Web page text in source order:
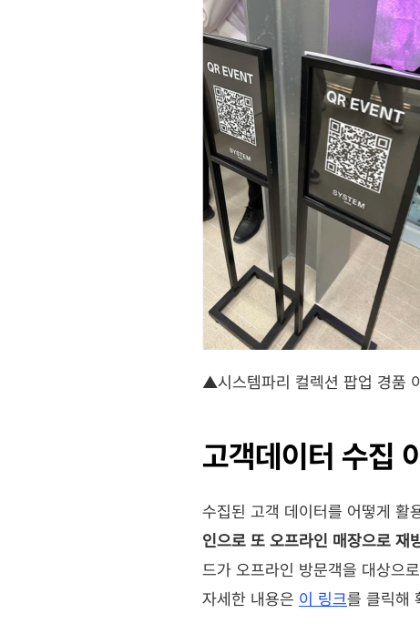
▲시스템파리 컬렉션 팝업 경품
고객데이터 수집
수집된 고객 데이터를 어떻게 활
인으로 또 오프라인 매장으로 재
드가 오프라인 방문객을 대상으
자세한 내용은 이 링크를 클릭해